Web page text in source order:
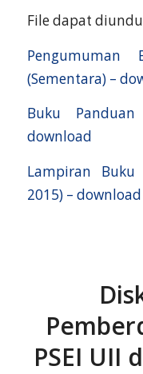
File dapat
Pengumuman
(Sementara) –
Buku
download
Lampiran Buku
2015) – download
PSEI UII